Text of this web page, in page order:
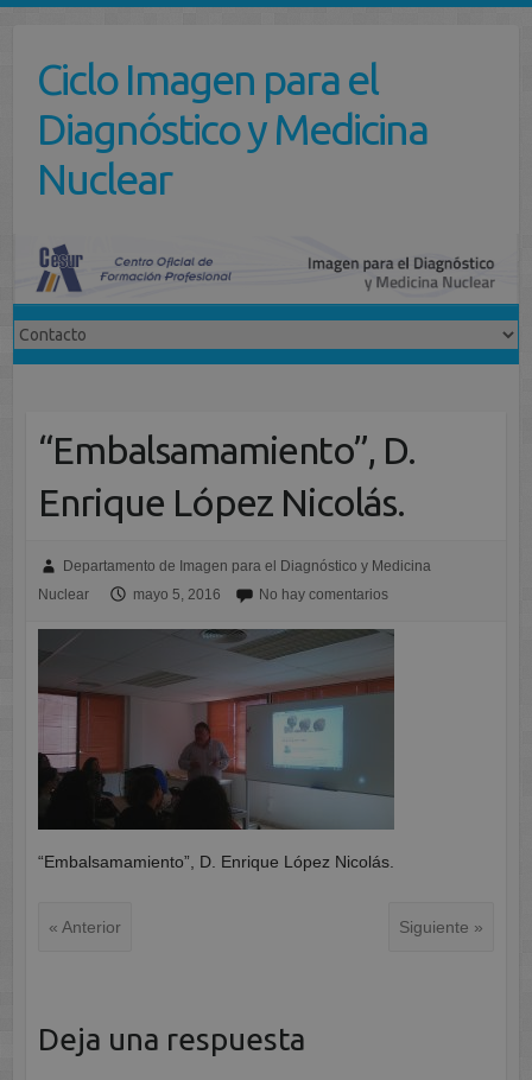
contenidoCiclo Imagen para el
Diagnóstico y Medicina
Nuclear
“Embalsamamiento”, D.
Enrique López Nicolás.
Departamento de Imagen para el Diagnóstico y Medicina
Nuclear
mayo 5, 2016 No hay comentarios
“Embalsamamiento”, D. Enrique López Nicolás.
« Anterior Siguiente »
Deja una respuesta